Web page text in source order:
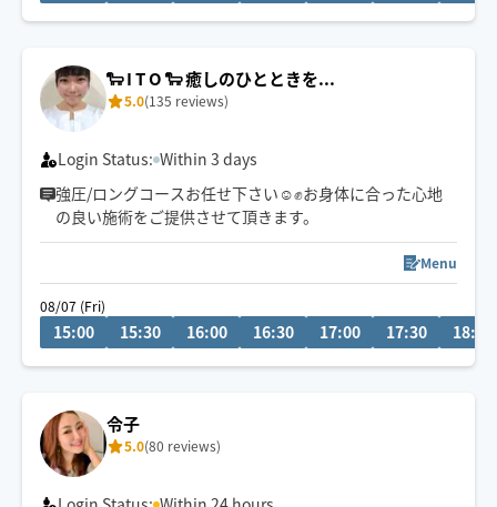
🐑 I T O 🐑 癒しのひとときを...
5.0(135 reviews)
Login Status: Within 3 days
強圧/ロングコースお任せ下さい☺️✊お身体に合った心地
の良い施術をご提供させて頂きます。
Menu
08/07 (Fri)
15:00 15:30 16:00 16:30 17:00 17:30 18:00
令子
5.0(80 reviews)